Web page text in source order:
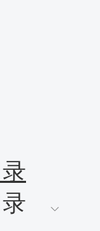
录